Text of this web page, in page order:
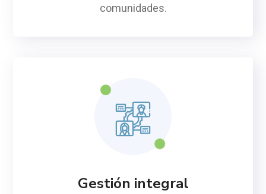
comunidades.
Gestión integral